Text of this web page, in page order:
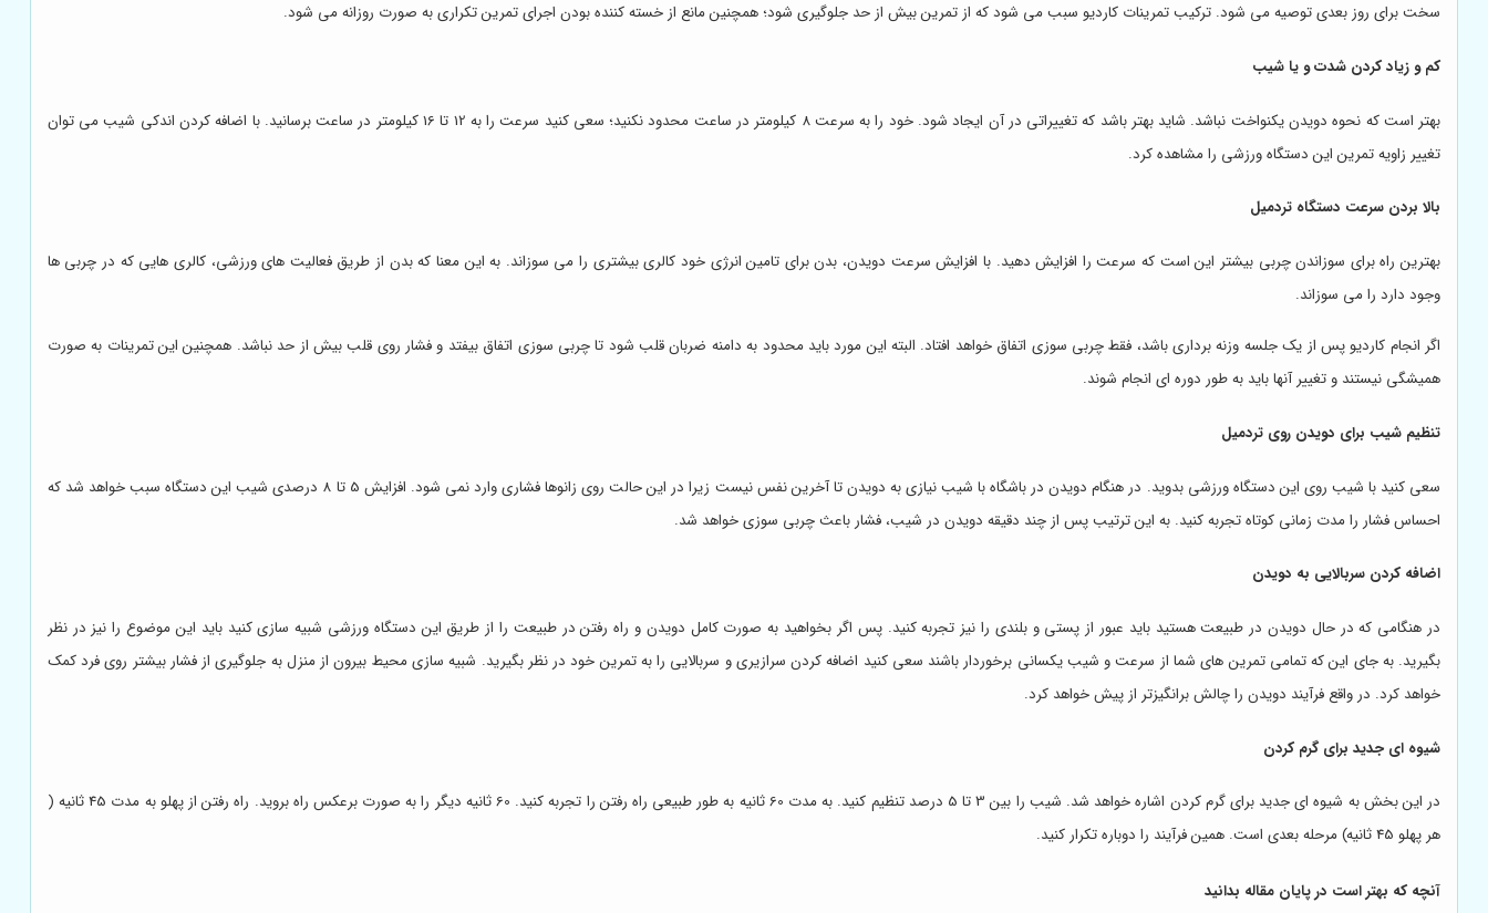
سخت برای روز بعدی توصیه می شود. ترکیب تمرینات کاردیو سبب می شود که از تمرین بیش از حد جلوگیری شود؛ همچنین مانع از خسته کننده بودن اجرای تمرین تکراری به صورت روزانه می شود.
کم و زیاد کردن شدت و یا شیب
بهتر است که نحوه دویدن یکنواخت نباشد. شاید بهتر باشد که تغییراتی در آن ایجاد شود. خود را به سرعت 8 کیلومتر در ساعت محدود نکنید؛ سعی کنید سرعت را به 12 تا 16 کیلومتر در ساعت برسانید. با اضافه کردن اندکی شیب می توان
تغییر زاویه تمرین این دستگاه ورزشی را مشاهده کرد.
بالا بردن سرعت دستگاه تردمیل
بهترین راه برای سوزاندن چربی بیشتر این است که سرعت را افزایش دهید. با افزایش سرعت دویدن، بدن برای تامین انرژی خود کالری بیشتری را می سوزاند. به این معنا که بدن از طریق فعالیت های ورزشی، کالری هایی که در چربی ها
وجود دارد را می سوزاند.
اگر انجام کاردیو پس از یک جلسه وزنه برداری باشد، فقط چربی سوزی اتفاق خواهد افتاد. البته این مورد باید محدود به دامنه ضربان قلب شود تا چربی سوزی اتفاق بیفتد و فشار روی قلب بیش از حد نباشد. همچنین این تمرینات به صورت
همیشگی نیستند و تغییر آنها باید به طور دوره ای انجام شوند.
تنظیم شیب برای دویدن روی تردمیل
سعی کنید با شیب روی این دستگاه ورزشی بدوید. در هنگام دویدن در باشگاه با شیب نیازی به دویدن تا آخرین نفس نیست زیرا در این حالت روی زانوها فشاری وارد نمی شود. افزایش 5 تا 8 درصدی شیب این دستگاه سبب خواهد شد که
احساس فشار را مدت زمانی کوتاه تجربه کنید. به این ترتیب پس از چند دقیقه دویدن در شیب، فشار باعث چربی سوزی خواهد شد.
اضافه کردن سربالایی به دویدن
در هنگامی که در حال دویدن در طبیعت هستید باید عبور از پستی و بلندی را نیز تجربه کنید. پس اگر بخواهید به صورت کامل دویدن و راه رفتن در طبیعت را از طریق این دستگاه ورزشی شبیه سازی کنید باید این موضوع را نیز در نظر
بگیرید. به جای این که تمامی تمرین های شما از سرعت و شیب یکسانی برخوردار باشند سعی کنید اضافه کردن سرازیری و سربالایی را به تمرین خود در نظر بگیرید. شبیه سازی محیط بیرون از منزل به جلوگیری از فشار بیشتر روی فرد کمک
خواهد کرد. در واقع فرآیند دویدن را چالش برانگیزتر از پیش خواهد کرد.
شیوه ای جدید برای گرم کردن
در این بخش به شیوه ای جدید برای گرم کردن اشاره خواهد شد. شیب را بین 3 تا 5 درصد تنظیم کنید. به مدت 60 ثانیه به طور طبیعی راه رفتن را تجربه کنید. 60 ثانیه دیگر را به صورت برعکس راه بروید. راه رفتن از پهلو به مدت 45 ثانیه (
هر پهلو 45 ثانیه) مرحله بعدی است. همین فرآیند را دوباره تکرار کنید.
آنچه که بهتر است در پایان مقاله بدانید